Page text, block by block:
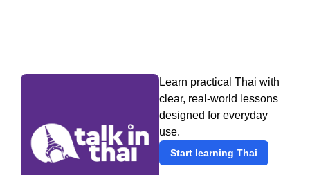
Learn practical Thai with
clear, real-world lessons
designed for everyday
use.
Start learning Thai